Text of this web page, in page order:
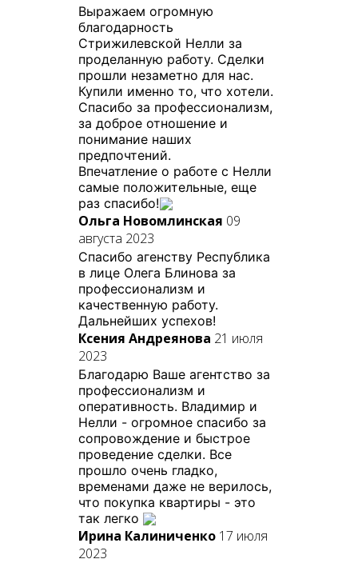
Выражаем огромную
благодарность
Стрижилевской Нелли за
проделанную работу. Сделки
прошли незаметно для нас.
Купили именно то, что хотели.
Спасибо за профессионализм,
за доброе отношение и
понимание наших
предпочтений.
Впечатление о работе с Нелли
самые положительные, еще
раз спасибо!
Ольга Новомлинская 09
августа 2023
Спасибо агенству Республика
в лице Олега Блинова за
профессионализм и
качественную работу.
Дальнейших успехов!
Ксения Андреянова 21 июля
2023
Благодарю Ваше агентство за
профессионализм и
оперативность. Владимир и
Нелли - огромное спасибо за
сопровождение и быстрое
проведение сделки. Все
прошло очень гладко,
временами даже не верилось,
что покупка квартиры - это
так легко
Ирина Калиниченко 17 июля
2023